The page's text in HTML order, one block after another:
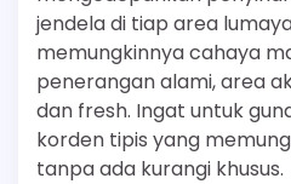
jendela di tiap area
memungkinnya cahaya
penerangan alami, area
dan fresh. Ingat untuk
korden tipis yang
tanpa ada kurangi khusus.